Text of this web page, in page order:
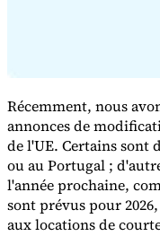
Récemment, nous
annonces de
de l'UE. Certains sont
ou au Portugal ;
l'année prochaine,
sont prévus pour
aux locations de